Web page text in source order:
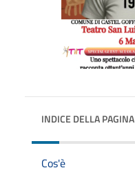
INDICE DELLA PAGINA
Cos'è